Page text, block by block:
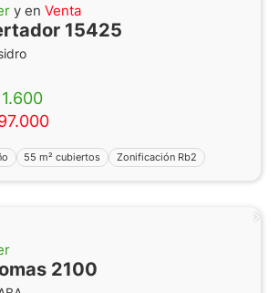
y en Venta
15425
55 m² cubiertos Zonificación Rb2
2100